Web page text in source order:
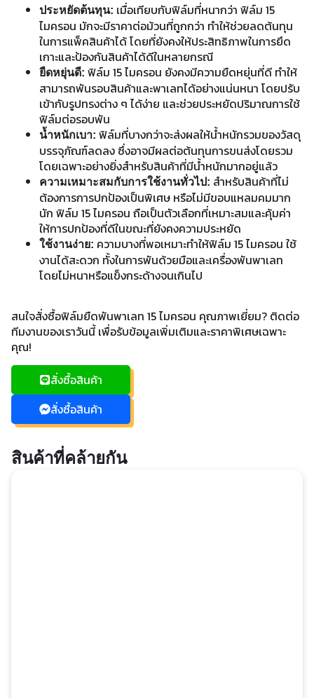
ประหยัดต้นทุน: เมื่อเทียบกับฟิล์มที่หนากว่า ฟิล์ม 15
ไมครอน มักจะมีราคาต่อม้วนที่ถูกกว่า ทำให้ช่วยลดต้นทุน
ในการแพ็คสินค้าได้ โดยที่ยังคงให้ประสิทธิภาพในการยึด
เกาะและป้องกันสินค้าได้ดีในหลายกรณี
ยืดหยุ่นดี: ฟิล์ม 15 ไมครอน ยังคงมีความยืดหยุ่นที่ดี ทำให้
สามารถพันรอบสินค้าและพาเลทได้อย่างแน่นหนา โดยปรับ
เข้ากับรูปทรงต่าง ๆ ได้ง่าย และช่วยประหยัดปริมาณการใช้
ฟิล์มต่อรอบพัน
น้ำหนักเบา: ฟิล์มที่บางกว่าจะส่งผลให้น้ำหนักรวมของวัสดุ
บรรจุภัณฑ์ลดลง ซึ่งอาจมีผลต่อต้นทุนการขนส่งโดยรวม
โดยเฉพาะอย่างยิ่งสำหรับสินค้าที่มีน้ำหนักมากอยู่แล้ว
ความเหมาะสมกับการใช้งานทั่วไป: สำหรับสินค้าที่ไม่
ต้องการการปกป้องเป็นพิเศษ หรือไม่มีขอบแหลมคมมาก
นัก ฟิล์ม 15 ไมครอน ถือเป็นตัวเลือกที่เหมาะสมและคุ้มค่า
ให้การปกป้องที่ดีในขณะที่ยังคงความประหยัด
ใช้งานง่าย: ความบางที่พอเหมาะทำให้ฟิล์ม 15 ไมครอน ใช้
งานได้สะดวก ทั้งในการพันด้วยมือและเครื่องพันพาเลท
โดยไม่หนาหรือแข็งกระด้างจนเกินไป
สนใจสั่งซื้อฟิล์มยืดพันพาเลท 15 ไมครอน คุณภาพเยี่ยม? ติดต่อ
ทีมงานของเราวันนี้ เพื่อรับข้อมูลเพิ่มเติมและราคาพิเศษเฉพาะ
คุณ!
สั่งซื้อสินค้า
สั่งซื้อสินค้า
สินค้าที่คล้ายกัน